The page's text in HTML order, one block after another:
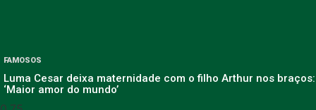
FAMOSOS
Luma Cesar deixa maternidade com o filho Arthur nos braços:
‘Maior amor do mundo’